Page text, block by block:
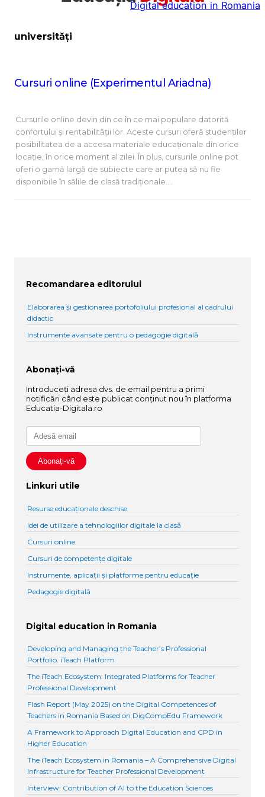
Digital education in Romania
universități
Cursuri online (Experimentul Ariadna)
Cursurile online devin din ce în ce mai populare datorită
confortului și rentabilității lor. Aceste cursuri oferă studenților
posibilitatea de a accesa materiale educaționale din orice
locație, în orice moment al zilei. În plus, cursurile online pot
oferi o gamă largă de subiecte care ar putea să nu fie
disponibile în sălile de clasă tradiționale.…
Recomandarea editorului
Elaborarea și gestionarea portofoliului profesional al cadrului
didactic
Instrumente avansate pentru o pedagogie digitală
Abonați-vă
Introduceți adresa dvs. de email pentru a primi
notificări când este publicat conținut nou în platforma
Educatia-Digitala.ro
Linkuri utile
Resurse educaționale deschise
Idei de utilizare a tehnologiilor digitale la clasă
Cursuri online
Cursuri de competențe digitale
Instrumente, aplicații și platforme pentru educație
Pedagogie digitală
Digital education in Romania
Developing and Managing the Teacher’s Professional
Portfolio. iTeach Platform
The iTeach Ecosystem: Integrated Platforms for Teacher
Professional Development
Flash Report (May 2025) on the Digital Competences of
Teachers in Romania Based on DigCompEdu Framework
A Framework to Approach Digital Education and CPD in
Higher Education
The iTeach Ecosystem in Romania – A Comprehensive Digital
Infrastructure for Teacher Professional Development
Interview: Contribution of AI to the Education Sciences